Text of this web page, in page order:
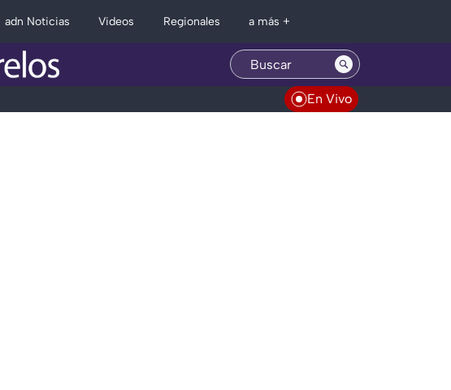
adn Noticias Videos Regionales a más +
En Vivo